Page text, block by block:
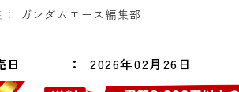
ガンダムエース編集部
日 2026年02月26日